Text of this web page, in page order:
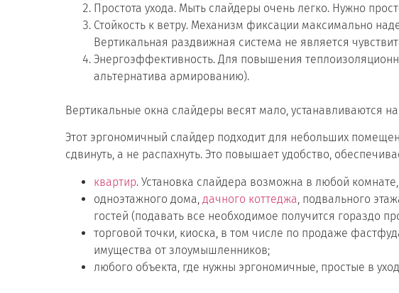
Простота ухода. Мыть слайдеры очень легко. Нужно
Стойкость к ветру. Механизм фиксации максимально
Вертикальная раздвижная система не является
Энергоэффективность. Для повышения
альтернатива армированию).
Вертикальные окна слайдеры весят мало, устанавливаются
Этот эргономичный слайдер подходит для небольших
сдвинуть, а не распахнуть. Это повышает удобство,
квартир. Установка слайдера возможна в любой
одноэтажного дома, дачного коттеджа , подвального
гостей (подавать все необходимое получится гораздо
торговой точки, киоска, в том числе по продаже
имущества от злоумышленников;
любого объекта, где нужны эргономичные, простые в